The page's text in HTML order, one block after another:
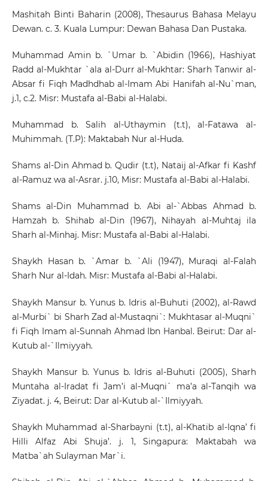
Mashitah Binti Baharin (2008), Thesaurus Bahasa Melayu
Dewan. c. 3. Kuala Lumpur: Dewan Bahasa Dan Pustaka.
Muhammad Amin b. `Umar b. `Abidin (1966), Hashiyat
Radd al-Mukhtar `ala al-Durr al-Mukhtar: Sharh Tanwir al-
Absar fi Fiqh Madhdhab al-Imam Abi Hanifah al-Nu`man,
j.1, c.2. Misr: Mustafa al-Babi al-Halabi.
Muhammad b. Salih al-Uthaymin (t.t), al-Fatawa al-
Muhimmah. (T.P): Maktabah Nur al-Huda.
Shams al-Din Ahmad b. Qudir (t.t), Nataij al-Afkar fi Kashf
al-Ramuz wa al-Asrar. j.10, Misr: Mustafa al-Babi al-Halabi.
Shams al-Din Muhammad b. Abi al-`Abbas Ahmad b.
Hamzah b. Shihab al-Din (1967), Nihayah al-Muhtaj ila
Sharh al-Minhaj. Misr: Mustafa al-Babi al-Halabi.
Shaykh Hasan b. `Amar b. `Ali (1947), Muraqi al-Falah
Sharh Nur al-Idah. Misr: Mustafa al-Babi al-Halabi.
Shaykh Mansur b. Yunus b. Idris al-Buhuti (2002), al-Rawd
al-Murbi` bi Sharh Zad al-Mustaqni`: Mukhtasar al-Muqni`
fi Fiqh Imam al-Sunnah Ahmad Ibn Hanbal. Beirut: Dar al-
Kutub al-`Ilmiyyah.
Shaykh Mansur b. Yunus b. Idris al-Buhuti (2005), Sharh
Muntaha al-Iradat fi Jam’i al-Muqni` ma’a al-Tanqih wa
Ziyadat. j. 4, Beirut: Dar al-Kutub al-`Ilmiyyah.
Shaykh Muhammad al-Sharbayni (t.t), al-Khatib al-Iqna’ fi
Hilli Alfaz Abi Shuja’. j. 1, Singapura: Maktabah wa
Matba`ah Sulayman Mar`i.